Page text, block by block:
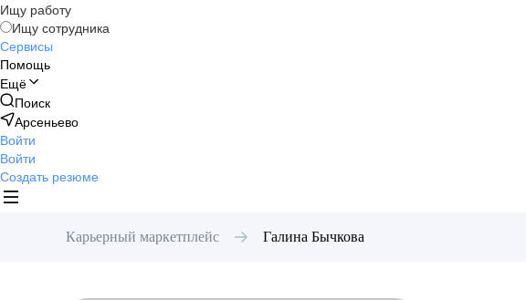
Ищу работу
Ищу сотрудника
Сервисы
Помощь
Ещё
Поиск
Арсеньево
Войти
Войти
Создать резюме
Карьерный маркетплейс Галина Бычкова